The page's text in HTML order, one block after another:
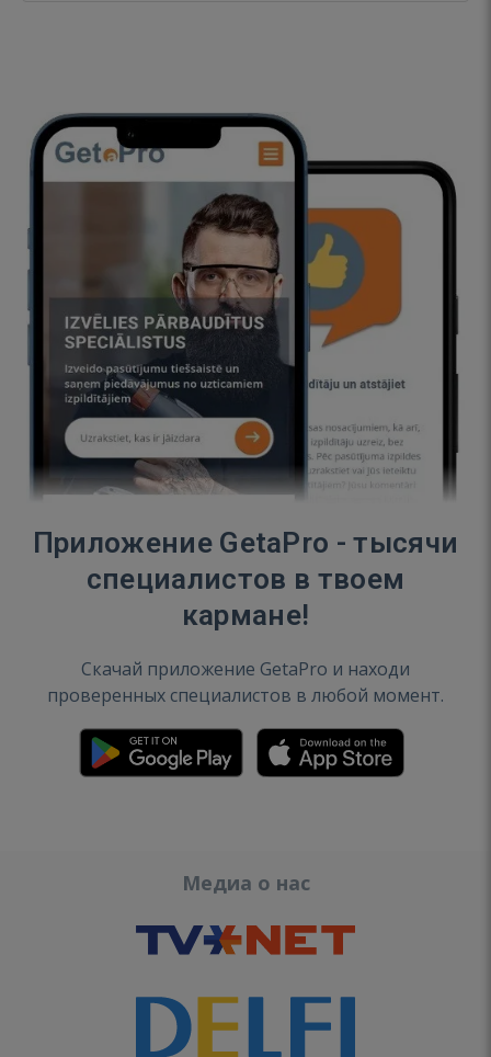
Приложение GetaPro - тысячи
специалистов в твоем
кармане!
Скачай приложение GetaPro и находи
проверенных специалистов в любой момент.
Медиа о нас